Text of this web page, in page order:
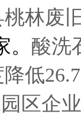
林废
。 酸洗
低
区企